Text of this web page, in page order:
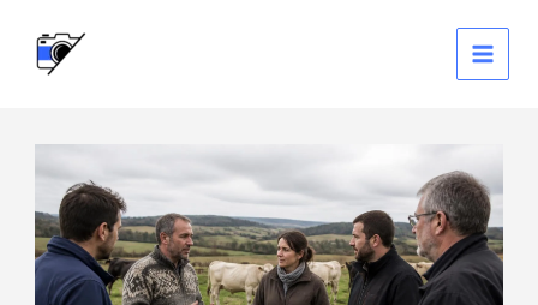
contenu